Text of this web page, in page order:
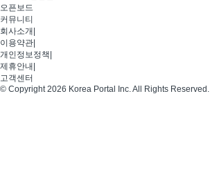
오픈보드
커뮤니티
회사소개
이용약관
개인정보정책
제휴안내
고객센터
© Copyright 2026 Korea Portal Inc. All Rights Reserved.